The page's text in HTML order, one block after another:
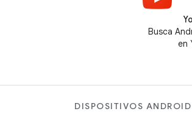
Busca
en
DISPOSITIVOS ANDROID